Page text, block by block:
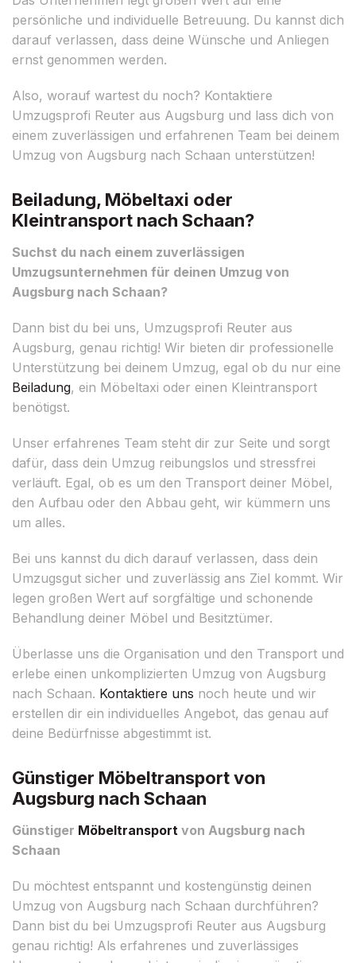
persönliche und individuelle Betreuung. Du kannst dich
darauf verlassen, dass deine Wünsche und Anliegen
ernst genommen werden.
Also, worauf wartest du noch? Kontaktiere
Umzugsprofi Reuter aus Augsburg und lass dich von
einem zuverlässigen und erfahrenen Team bei deinem
Umzug von Augsburg nach Schaan unterstützen!
Beiladung, Möbeltaxi oder
Kleintransport nach Schaan?
Suchst du nach einem zuverlässigen
Umzugsunternehmen für deinen Umzug von
Augsburg nach Schaan?
Dann bist du bei uns, Umzugsprofi Reuter aus
Augsburg, genau richtig! Wir bieten dir professionelle
Unterstützung bei deinem Umzug, egal ob du nur eine
Beiladung, ein Möbeltaxi oder einen Kleintransport
benötigst.
Unser erfahrenes Team steht dir zur Seite und sorgt
dafür, dass dein Umzug reibungslos und stressfrei
verläuft. Egal, ob es um den Transport deiner Möbel,
den Aufbau oder den Abbau geht, wir kümmern uns
um alles.
Bei uns kannst du dich darauf verlassen, dass dein
Umzugsgut sicher und zuverlässig ans Ziel kommt. Wir
legen großen Wert auf sorgfältige und schonende
Behandlung deiner Möbel und Besitztümer.
Überlasse uns die Organisation und den Transport und
erlebe einen unkomplizierten Umzug von Augsburg
nach Schaan. Kontaktiere uns noch heute und wir
erstellen dir ein individuelles Angebot, das genau auf
deine Bedürfnisse abgestimmt ist.
Günstiger Möbeltransport von
Augsburg nach Schaan
Günstiger Möbeltransport von Augsburg nach
Schaan
Du möchtest entspannt und kostengünstig deinen
Umzug von Augsburg nach Schaan durchführen?
Dann bist du bei Umzugsprofi Reuter aus Augsburg
genau richtig! Als erfahrenes und zuverlässiges